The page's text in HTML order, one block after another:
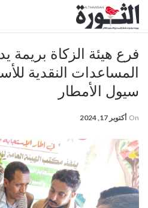
فرع هيئة الزكاة بريمة
المساعدات النقدية
سيول الأمطار
On أكتوبر 17, 2024